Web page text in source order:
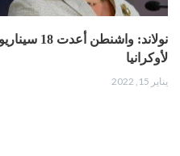
نولاند:
لأوكرانيا
يناير 15, 2022